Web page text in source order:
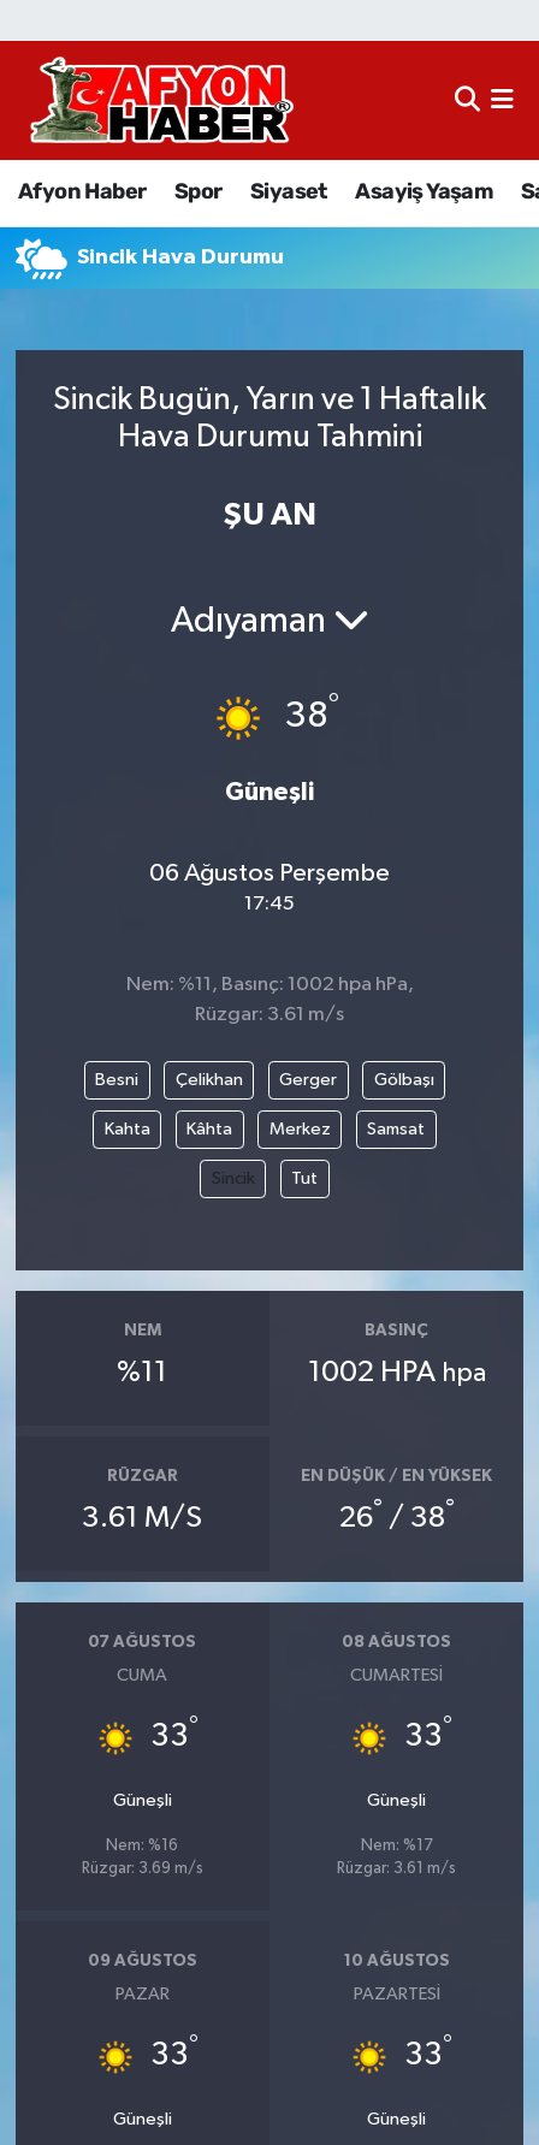
Afyon Haber Spor Siyaset Asayiş Yaşam
Sincik Hava Durumu
Sincik Bugün, Yarın ve 1 Haftalık
Hava Durumu Tahmini
ŞU AN
Adıyaman
38°
Güneşli
06 Ağustos Perşembe
17:45
Nem: %11, Basınç: 1002 hpa hPa,
Rüzgar: 3.61 m/s
Besni Çelikhan Gerger Gölbaşı
Kahta Kâhta Merkez Samsat
Sincik Tut
NEM
%11
BASINÇ
1002 HPA hpa
RÜZGAR
3.61 M/S
EN DÜŞÜK / EN YÜKSEK
26° / 38°
07 AĞUSTOS
CUMA
33°
Güneşli
Nem: %16
Rüzgar: 3.69 m/s
08 AĞUSTOS
CUMARTESI
33°
Güneşli
Nem: %17
Rüzgar: 3.61 m/s
09 AĞUSTOS
PAZAR
33°
Güneşli
10 AĞUSTOS
PAZARTESI
33°
Güneşli
Afyon Haber
Asayiş Yaşam
Eğitim